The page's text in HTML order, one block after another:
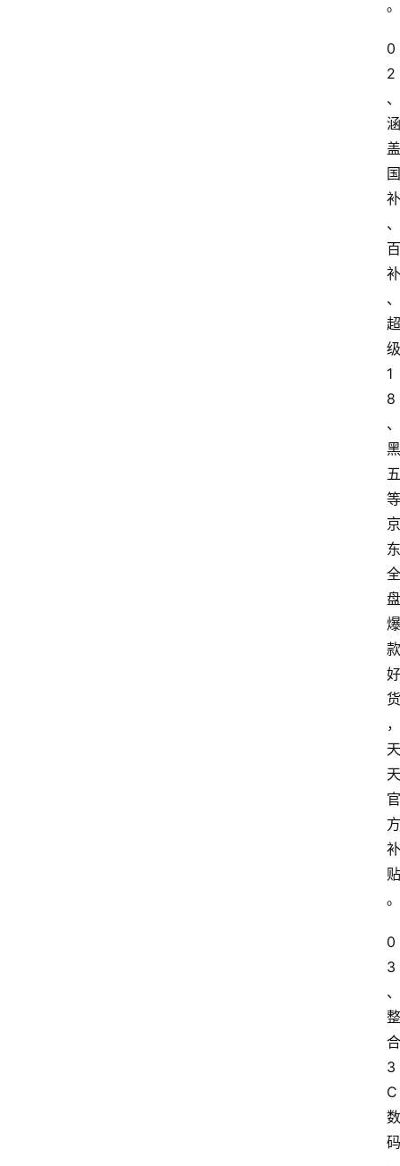
。
0
2
、
涵
盖
国
补
、
百
补
、
超
级
1
8
、
黑
五
等
京
东
全
盘
爆
款
好
货
，
天
天
官
方
补
贴
。
0
3
、
整
合
3
C
数
码